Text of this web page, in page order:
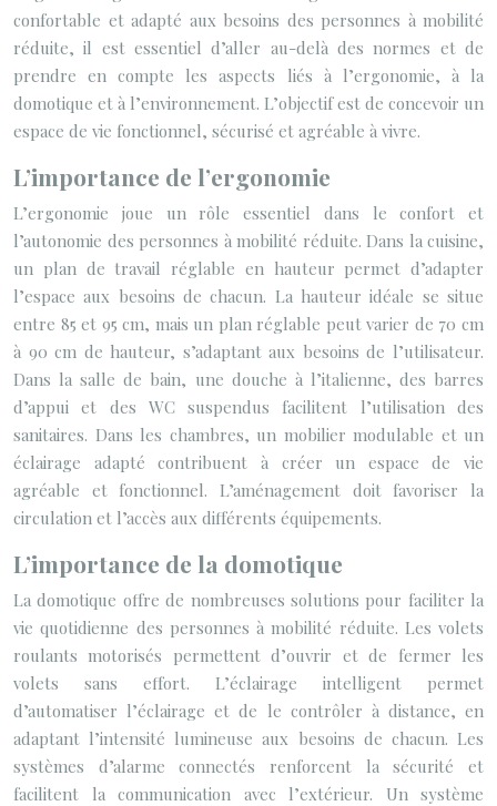
confortable et adapté aux besoins des personnes à mobilité
réduite, il est essentiel d’aller au-delà des normes et de
prendre en compte les aspects liés à l’ergonomie, à la
domotique et à l’environnement. L’objectif est de concevoir un
espace de vie fonctionnel, sécurisé et agréable à vivre.
L’importance de l’ergonomie
L’ergonomie joue un rôle essentiel dans le confort et
l’autonomie des personnes à mobilité réduite. Dans la cuisine,
un plan de travail réglable en hauteur permet d’adapter
l’espace aux besoins de chacun. La hauteur idéale se situe
entre 85 et 95 cm, mais un plan réglable peut varier de 70 cm
à 90 cm de hauteur, s’adaptant aux besoins de l’utilisateur.
Dans la salle de bain, une douche à l’italienne, des barres
d’appui et des WC suspendus facilitent l’utilisation des
sanitaires. Dans les chambres, un mobilier modulable et un
éclairage adapté contribuent à créer un espace de vie
agréable et fonctionnel. L’aménagement doit favoriser la
circulation et l’accès aux différents équipements.
L’importance de la domotique
La domotique offre de nombreuses solutions pour faciliter la
vie quotidienne des personnes à mobilité réduite. Les volets
roulants motorisés permettent d’ouvrir et de fermer les
volets sans effort. L’éclairage intelligent permet
d’automatiser l’éclairage et de le contrôler à distance, en
adaptant l’intensité lumineuse aux besoins de chacun. Les
systèmes d’alarme connectés renforcent la sécurité et
facilitent la communication avec l’extérieur. Un système